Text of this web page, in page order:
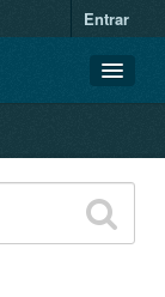
Entrar